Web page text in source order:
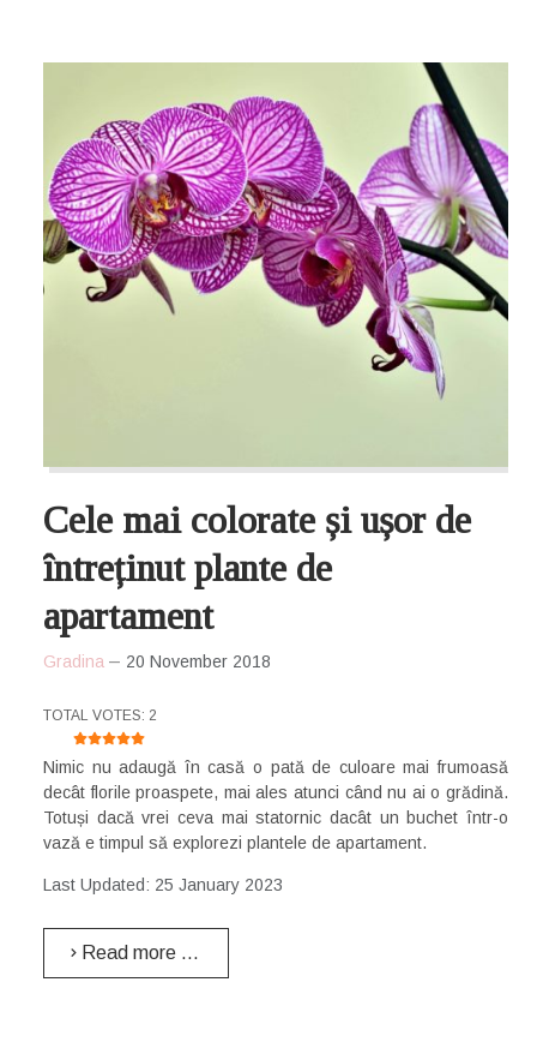
Cele mai colorate și ușor de
întreținut plante de
apartament
Gradina 20 November 2018
USER RATING: 5
TOTAL VOTES: 2
Nimic nu adaugă în casă o pată de culoare mai frumoasă
decât florile proaspete, mai ales atunci când nu ai o grădină.
Totuși dacă vrei ceva mai statornic dacât un buchet într-o
vază e timpul să explorezi plantele de apartament.
Last Updated: 25 January 2023
Read more …